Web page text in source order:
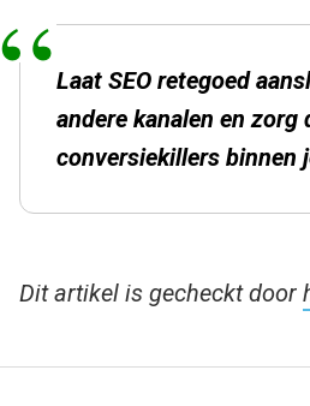
Laat SEO retegoed
andere kanalen en zorg
conversiekillers binnen
Dit artikel is gecheckt door